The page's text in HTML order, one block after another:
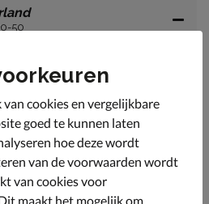
50
mouwen. Voorzien van twee
van 100% katoen.
cookies en vergelijkbare
goed te kunnen laten
hoe deze wordt
van de voorwaarden wordt
van cookies voor
maakt het mogelijk om